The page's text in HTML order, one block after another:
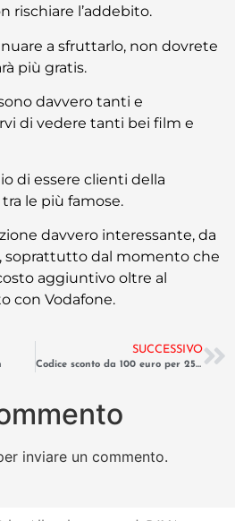
rischiare l’addebito.
a sfruttarlo, non dovrete
più gratis.
davvero tanti e
di vedere tanti bei film e
di essere clienti della
le più famose.
davvero interessante, da
soprattutto dal momento che
aggiuntivo oltre al
con Vodafone.
SUCCESSIVO
Codice sconto da 100 euro per 25 anni di Ebay
inviare un commento.